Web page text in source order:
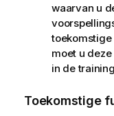
waarvan u
moet u
in de
Toekomstige